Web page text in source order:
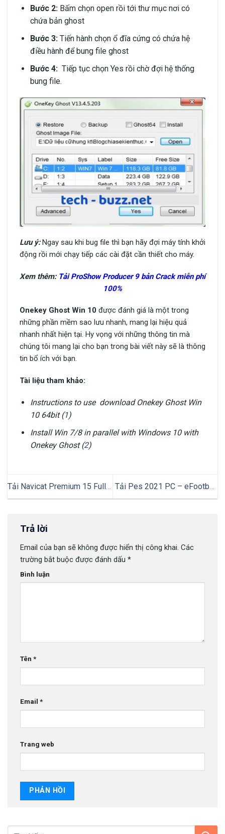
Bước 2:Bấm chọn open rồi tới thư mục nơi có
chứa bản ghost
Bước 3:Tiến hành chọn ổ đĩa cứng có chứa hệ
điều hành để bung file ghost
Bước 4:Tiếp tục chọn Yes rồi chờ đợi hệ thống
bung file.
Lưu ý: Ngay sau khi bug file thì bạn hãy đợi máy tính khởi
động rồi mới chạy tiếp các cài đặt cần thiết cho máy.
Xem thêm: Tải ProShow Producer 9 bản Crack miễn phí
100%
Onekey Ghost Win 10 được đánh giá là một trong
những phần mềm sao lưu nhanh, mang lại hiệu quả
nhanh nhất hiện tại. Hy vọng với những thông tin mà
chúng tôi mang lại cho bạn trong bài viết này sẽ là thông
tin bổ ích với bạn.
Tài liệu tham khảo:
Instructions to use download Onekey Ghost Win
10 64bit (1)
Install Win 7/8 in parallel with Windows 10 with
Onekey Ghost (2)
Tải Navicat Premium 15 Full
Crack Vĩnh Viễn + Cài Đặt Chi
Tải Pes 2021 PC – eFootball
Việt Hóa | Full Patch +
Trả lời
Email của bạn sẽ không được hiển thị công khai. Các
trường bắt buộc được đánh dấu *
Bình luận
Tên *
Email *
Trang web